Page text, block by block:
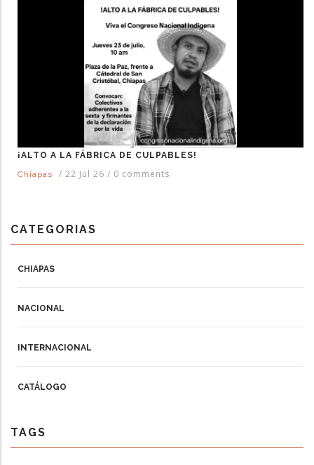
¡ALTO A LA FÁBRICA DE CULPABLES!
Chiapas
/ 22 Jul 26 / 0 comments
CATEGORIAS
CHIAPAS
NACIONAL
INTERNACIONAL
CATÁLOGO
TAGS